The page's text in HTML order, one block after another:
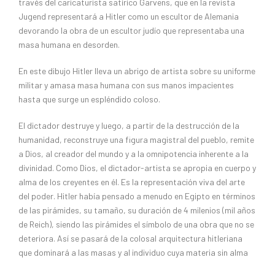
Jugend representará a Hitler como un escultor de Alemania
devorando la obra de un escultor judío que representaba una
masa humana en desorden.
En este dibujo Hitler lleva un abrigo de artista sobre su uniforme
militar y amasa masa humana con sus manos impacientes
hasta que surge un espléndido coloso.
El dictador destruye y luego, a partir de la destrucción de la
humanidad, reconstruye una figura magistral del pueblo, remite
a Dios, al creador del mundo y a la omnipotencia inherente a la
divinidad. Como Dios, el dictador-artista se apropia en cuerpo y
alma de los creyentes en él. Es la representación viva del arte
del poder. Hitler había pensado a menudo en Egipto en términos
de las pirámides, su tamaño, su duración de 4 milenios (mil años
de Reich), siendo las pirámides el símbolo de una obra que no se
deteriora. Así se pasará de la colosal arquitectura hitleriana
que dominará a las masas y al individuo cuya materia sin alma